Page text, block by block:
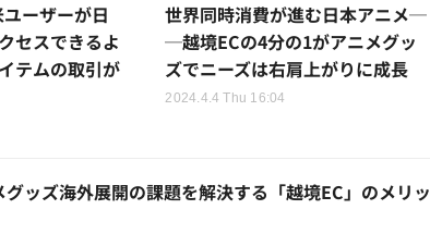
ーザーが日
セスできるよ
テムの取引が
世界同時消費が進む日本アニメ─
─越境ECの4分の1がアニメグッ
ズでニーズは右肩上がりに成長
2024.4.4 Thu 16:04
ッズ海外展開の課題を解決する「越境EC」のメリッ